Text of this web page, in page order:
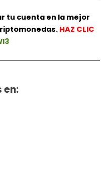
tu cuenta en la mejor
HAZ CLIC
en: